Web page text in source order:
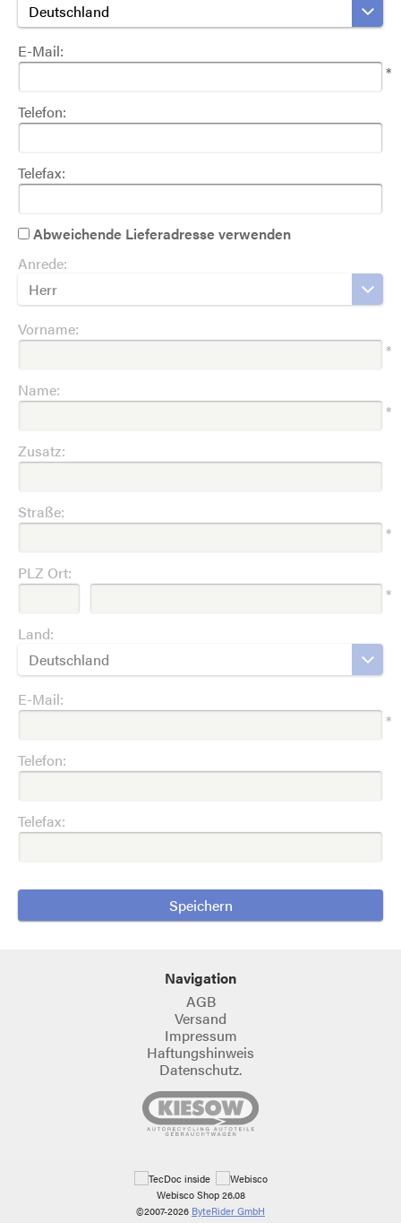
Deutschland
E-Mail:
*
Telefon:
Telefax:
Abweichende Lieferadresse verwenden
Anrede:
Herr
Vorname:
*
Name:
*
Zusatz:
Straße:
*
PLZ Ort:
*
Land:
Deutschland
E-Mail:
*
Telefon:
Telefax:
Navigation
AGB
Versand
Impressum
Haftungshinweis
Datenschutz.
Webisco Shop 26.08
©2007-2026 ByteRider GmbH